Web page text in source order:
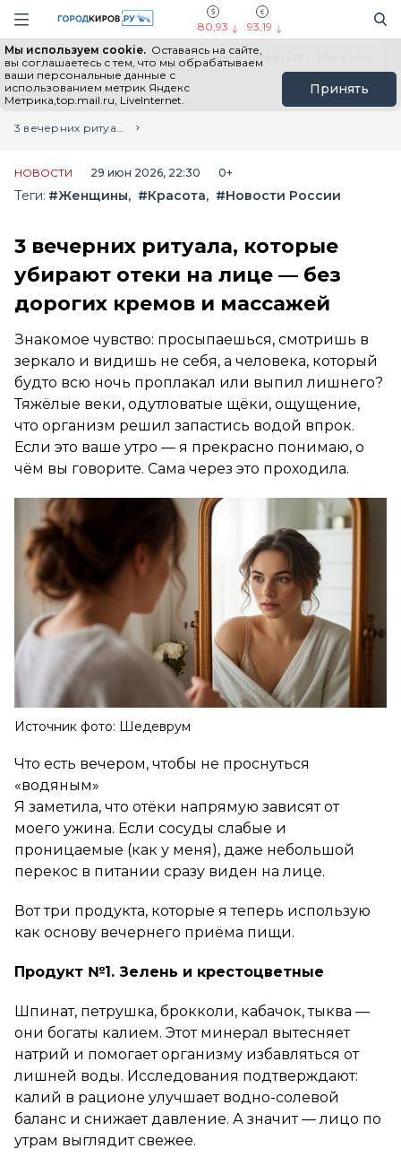
Навигация сайта
80,93 93,19
Мы используем cookie. Оставаясь на сайте,
вы соглашаетесь с тем, что мы обрабатываем
ваши персональные данные с
использованием метрик Яндекс
Метрика,top.mail.ru, LiveInternet.
Принять
Выборы - 2026 Все новости Мы в Telegram
Главная
Лента новостей
3 вечерних ритуала, которые убирают отеки на лице — без дорогих кремов и массажей
НОВОСТИ 29 июн 2026, 22:30 0+
Теги: #Женщины #Красота #Новости России
3 вечерних ритуала, которые
убирают отеки на лице — без
дорогих кремов и массажей
Знакомое чувство: просыпаешься, смотришь в
зеркало и видишь не себя, а человека, который
будто всю ночь проплакал или выпил лишнего?
Тяжёлые веки, одутловатые щёки, ощущение,
что организм решил запастись водой впрок.
Если это ваше утро — я прекрасно понимаю, о
чём вы говорите. Сама через это проходила.
Источник фото: Шедеврум
Что есть вечером, чтобы не проснуться
«водяным»
Я заметила, что отёки напрямую зависят от
моего ужина. Если сосуды слабые и
проницаемые (как у меня), даже небольшой
перекос в питании сразу виден на лице.
Вот три продукта, которые я теперь использую
как основу вечернего приёма пищи.
Продукт №1. Зелень и крестоцветные
Шпинат, петрушка, брокколи, кабачок, тыква —
они богаты калием. Этот минерал вытесняет
натрий и помогает организму избавляться от
лишней воды. Исследования подтверждают:
калий в рационе улучшает водно-солевой
баланс и снижает давление. А значит — лицо по
утрам выглядит свежее.